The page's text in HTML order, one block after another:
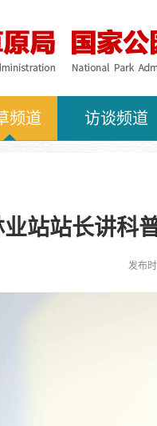
频道 访谈频道
业站站长讲科
发布